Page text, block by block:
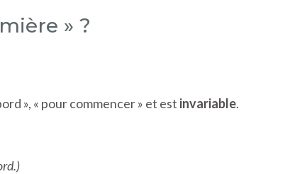
» ?
», « pour commencer » et est invariable.